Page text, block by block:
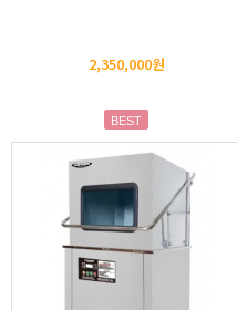
2,350,000원
BEST